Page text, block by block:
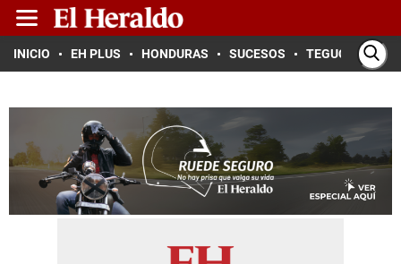
INICIO EH PLUS HONDURAS SUCESOS TEGUCIGALPA